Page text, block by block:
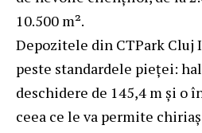
10.500 m².
Depozitele din CTPark
peste standardele pieței:
deschidere de 145,4 m și o
ceea ce le va permite